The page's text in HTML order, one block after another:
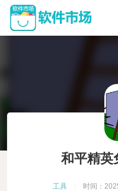
和平精英
工具 时间：